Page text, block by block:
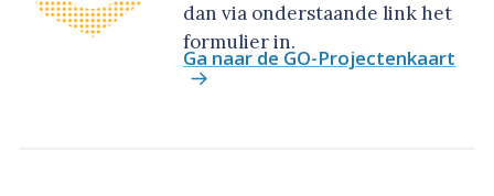
dan via onderstaande link het
formulier in.
Ga naar de GO-Projectenkaart